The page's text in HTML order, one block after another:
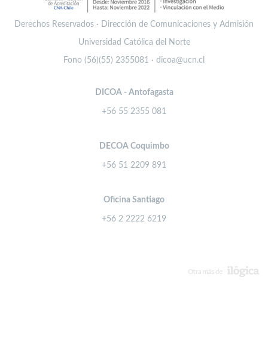
Derechos Reservados · Dirección de Comunicaciones y Admisión
Universidad Católica del Norte
Fono (56)(55) 2355081 · dicoa@ucn.cl
DICOA - Antofagasta
+56 55 2355 081
DECOA Coquimbo
+56 51 2209 891
Oficina Santiago
+56 2 2222 6219